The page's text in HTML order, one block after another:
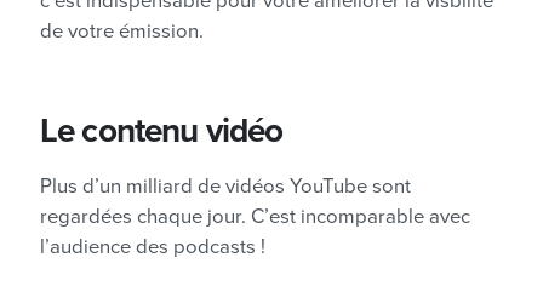
de votre émission.
Le contenu vidéo
Plus d’un milliard de vidéos YouTube sont
regardées chaque jour. C’est incomparable avec
l’audience des podcasts !